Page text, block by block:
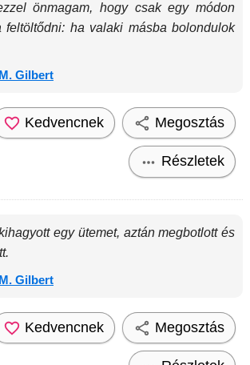
önmagam, hogy csak egy módon
feltöltődni: ha valaki másba bolondulok
Gilbert
Kedvencnek Megosztás
Részletek
egy ütemet, aztán megbotlott és
Gilbert
Kedvencnek Megosztás